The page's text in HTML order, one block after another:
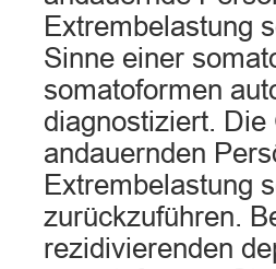
Extrembelastung
Sinne einer
somatoformen
diagnostiziert.
andauernden
Extrembelastung
zurückzuführen.
rezidivierenden